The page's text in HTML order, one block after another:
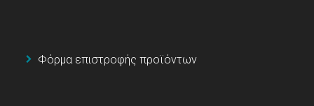
Φόρμα επιστροφής προϊόντων